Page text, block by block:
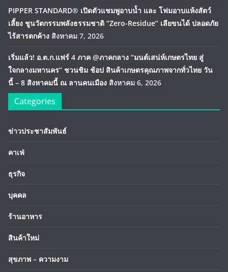
PIPPER STANDARD® เปิดตัวแชมพูอาบน้ำ และ โฟมอาบแห้งสัตว์
เลี้ยง ชูนวัตกรรมพลังธรรมชาติ “Zero-Residue” เลียขนได้ ปลอดภัย
ไร้สารตกค้าง สิงหาคม 7, 2026
เริ่มแล้ว! อ.ต.ก.แฟร์ 4 ภาค @ภาคกลาง “มนต์เสน่ห์เกษตรไทย สู่
ใจกลางมหานคร” ชวนชิม ช้อป สินค้าเกษตรคุณภาพจากทั่วไทย วัน
นี้ – 8 สิงหาคมนี้ ณ ลานคนเมือง สิงหาคม 6, 2026
Categories
ข่าวประชาสัมพันธ์
คาเฟ่
ธุรกิจ
บุคคล
ร้านอาหาร
สินค้าใหม่
สุขภาพ – ความงาม